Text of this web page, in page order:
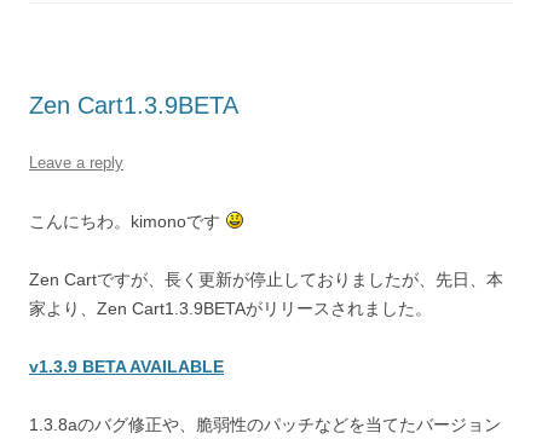
Zen Cart1.3.9BETA
Leave a reply
こんにちわ。kimonoです
Zen Cartですが、長く更新が停止しておりましたが、先日、本
家より、Zen Cart1.3.9BETAがリリースされました。
v1.3.9 BETA AVAILABLE
1.3.8aのバグ修正や、脆弱性のパッチなどを当てたバージョン